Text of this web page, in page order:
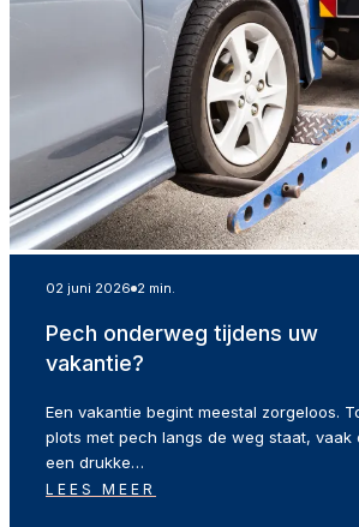
02 juni 2026 2 min.
Pech onderweg tijdens uw
vakantie?
Een vakantie begint meestal zorgeloos.
plots met pech langs de weg staat, vaak
een drukke…
LEES MEER